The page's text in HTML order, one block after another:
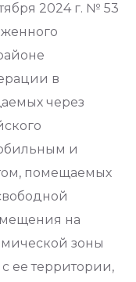
2024 г. № 53
в
через
и
помещаемых
на
зоны
ее территории,